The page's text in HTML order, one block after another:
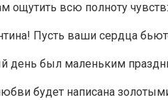
ощутить всю полноту
Пусть ваши сердца
был маленьким
будет написана